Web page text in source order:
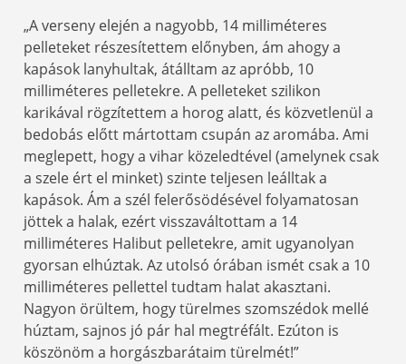
„A verseny elején a nagyobb, 14 milliméteres
pelleteket részesítettem előnyben, ám ahogy a
kapások lanyhultak, átálltam az apróbb, 10
milliméteres pelletekre. A pelleteket szilikon
karikával rögzítettem a horog alatt, és közvetlenül a
bedobás előtt mártottam csupán az aromába. Ami
meglepett, hogy a vihar közeledtével (amelynek csak
a szele ért el minket) szinte teljesen leálltak a
kapások. Ám a szél felerősödésével folyamatosan
jöttek a halak, ezért visszaváltottam a 14
milliméteres Halibut pelletekre, amit ugyanolyan
gyorsan elhúztak. Az utolsó órában ismét csak a 10
milliméteres pellettel tudtam halat akasztani.
Nagyon örültem, hogy türelmes szomszédok mellé
húztam, sajnos jó pár hal megtréfált. Ezúton is
köszönöm a horgászbarátaim türelmét!”